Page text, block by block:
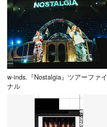
w-inds.『Nostalgia』ツアーファイ
ナル